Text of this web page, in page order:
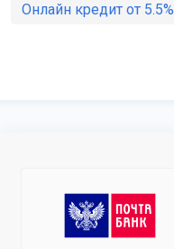
Онлайн кредит от 5.5%